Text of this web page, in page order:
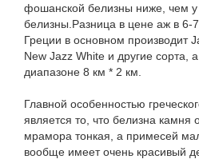
фошанской белизны ниже, чем у
белизны.Разница в цене аж в
Греции в основном производит
New Jazz White и другие сорта,
диапазоне 8 км * 2 км.
Главной особенностью
является то, что белизна камня
мрамора тонкая, а примесей
вообще имеет очень красивый